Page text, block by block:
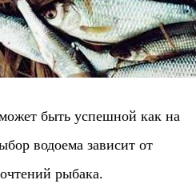
быть успешной как на
водоема зависит от
рыбака.